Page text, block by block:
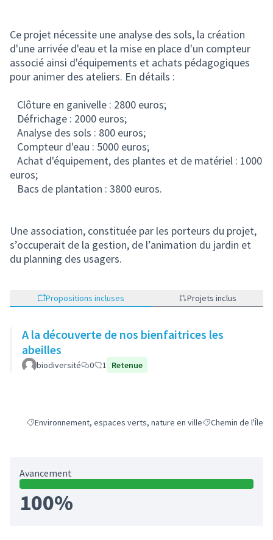
Ce projet nécessite une analyse des sols, la création
d'une arrivée d'eau et la mise en place d'un compteur
associé ainsi d'équipements et achats pédagogiques
pour animer des ateliers. En détails :
Clôture en ganivelle : 2800 euros;
Défrichage : 2000 euros;
Analyse des sols : 800 euros;
Compteur d'eau : 5000 euros;
Achat d'équipement, des plantes et de matériel : 1000
euros;
Bacs de plantation : 3800 euros.
Une association, constituée par les porteurs du projet,
s’occuperait de la gestion, de l’animation du jardin et
du planning des usagers.
Propositions incluses Projets inclus
A la découverte de nos bienfaitrices les
abeilles
biodiversité 0 1 Retenue
Filtrer les résultats de la catégorie : Environnement, espaces
Environnement, espaces verts, nature en villeFiltrer les
Chemin de l'Île
Avancement
100%